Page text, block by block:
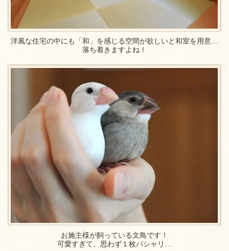
洋風な住宅の中にも「和」を感じる空間が欲しいと和室を用意…
落ち着きますよね！
お施主様が飼っている文鳥です！
可愛すぎて、思わず１枚パシャリ…